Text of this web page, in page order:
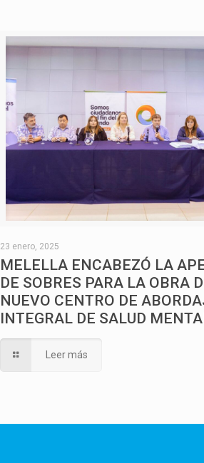
23 enero, 2025
MELELLA ENCABEZÓ LA
DE SOBRES PARA LA OBRA
NUEVO CENTRO DE
INTEGRAL DE SALUD
Leer más